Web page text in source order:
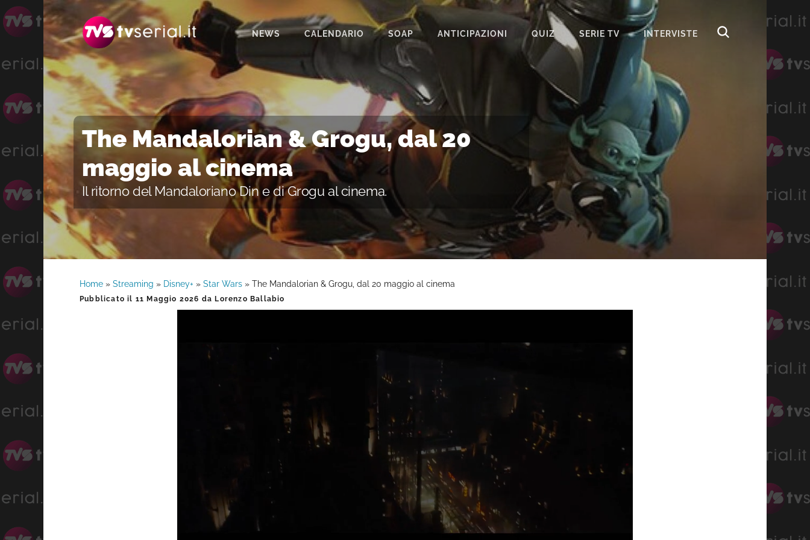
Passa
alla
navigazione
primaria
Passa
al
contenuto
principale
Passa
alla
barra
laterale
primaria
NEWS CALENDARIO SOAP
BEAUTIFUL
IL PARADISO DELLE SIGNORE
LA PROMESSA
SEGRETI DI FAMIGLIA
UN POSTO AL SOLE
ANTICIPAZIONI QUIZ SERIE TV INTERVISTE
The Mandalorian & Grogu, dal 20
maggio al cinema
Il ritorno del Mandaloriano Din e di Grogu al cinema.
Home » Streaming » Disney+ » Star Wars » The Mandalorian & Grogu, dal 20 maggio al cinema
Pubblicato il 11 Maggio 2026 da Lorenzo Ballabio
Barra